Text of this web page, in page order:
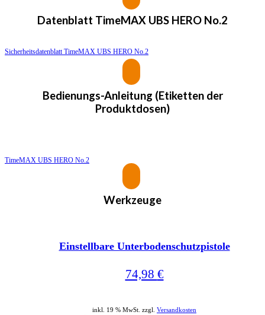
Datenblatt TimeMAX UBS HERO No.2
Sicherheitsdatenblatt TimeMAX UBS HERO No.2
Bedienungs-Anleitung (Etiketten der
Produktdosen)
TimeMAX UBS HERO No.2
Werkzeuge
Einstellbare Unterbodenschutzpistole
74,98 €
inkl. 19 % MwSt. zzgl. Versandkosten